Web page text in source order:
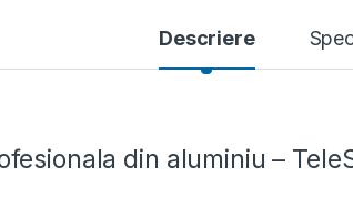
Descriere
din aluminiu –